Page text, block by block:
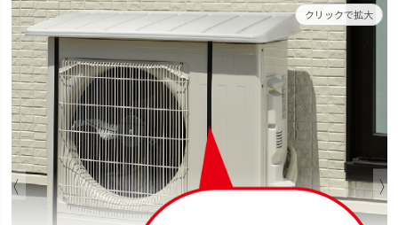
クリックで拡大